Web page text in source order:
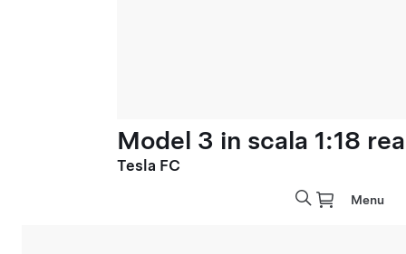
Model 3 in scala 1:18
Tesla FC
Menu